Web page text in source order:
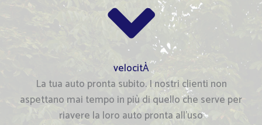
velocitÀ
La tua auto pronta subito. I nostri clienti non
aspettano mai tempo in più di quello che serve per
riavere la loro auto pronta all'uso